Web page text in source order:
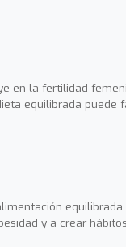
en la fertilidad
equilibrada puede
y a crear